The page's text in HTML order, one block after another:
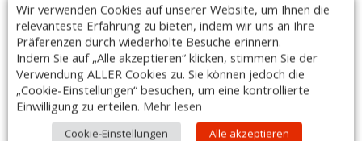
Deckel Gastrosus Chef – Ø 40 cm
€ 36,00
inkl. MwSt.)
Wir verwenden Cookies auf unserer Website, um Ihnen die
relevanteste Erfahrung zu bieten, indem wir uns an Ihre
Präferenzen durch wiederholte Besuche erinnern.
Indem Sie auf „Alle akzeptieren“ klicken, stimmen Sie der
Verwendung ALLER Cookies zu. Sie können jedoch die
„Cookie-Einstellungen“ besuchen, um eine kontrollierte
Einwilligung zu erteilen. Mehr lesen
Cookie-Einstellungen Alle akzeptieren